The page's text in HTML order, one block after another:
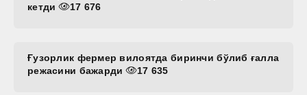
кетди
17 676
Ғузорлик фермер вилоятда биринчи бўлиб ғалла
режасини бажарди
17 635